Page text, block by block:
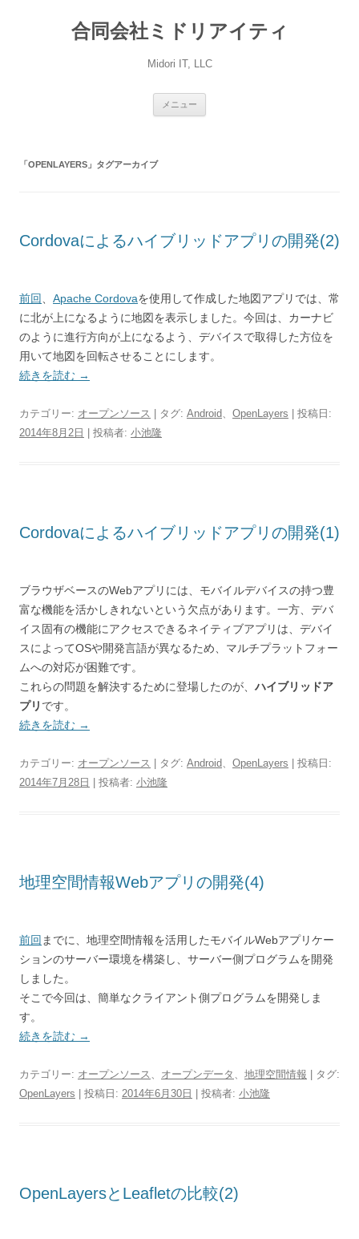
合同会社ミドリアイティ
Midori IT, LLC
メニュー
「OPENLAYERS 」タグアーカイブ
Cordovaによるハイブリッドアプリの開発(2)
前回 Apache Cordovaを使用して作成した地図アプリでは、常
に北が上になるように地図を表示しました。今回は、カーナビ
のように進行方向が上になるよう、デバイスで取得した方位を
用いて地図を回転させることにします。
続きを読む →
カテゴリー: オープンソース | タグ: Android、 OpenLayers | 投稿日:
2014年8月2日
投稿者: 小池隆
Cordovaによるハイブリッドアプリの開発(1)
ブラウザベースのWebアプリには、モバイルデバイスの持つ豊
富な機能を活かしきれないという欠点があります。一方、デバ
イス固有の機能にアクセスできるネイティブアプリは、デバイ
スによってOSや開発言語が異なるため、マルチプラットフォー
ムへの対応が困難です。
これらの問題を解決するために登場したのが、 ハイブリッドア
プリ です。
続きを読む →
カテゴリー: オープンソース | タグ: Android、 OpenLayers | 投稿日:
2014年7月28日
投稿者: 小池隆
地理空間情報Webアプリの開発(4)
前回 までに、地理空間情報を活用したモバイルWebアプリケー
ションのサーバー環境を構築し、サーバー側プログラムを開発
しました。
そこで今回は、簡単なクライアント側プログラムを開発しま
す。
続きを読む →
カテゴリー: オープンソース 、 オープンデータ 、 地理空間情報 | タグ:
OpenLayers | 投稿日: 2014年6月30日 投稿者: 小池隆
OpenLayersとLeafletの比較(2)